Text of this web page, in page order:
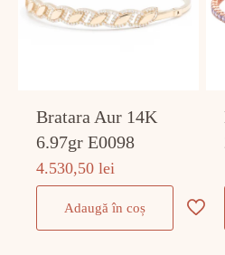
Bratara Aur 14K
6.97gr E0098
4.530,50lei
Adaugă în coș